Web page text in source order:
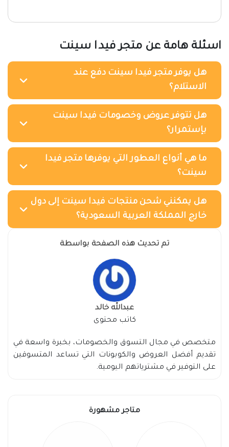
اسئلة هامة عن متجر فيدا سينت
هل يوفر متجر فيدا سينت دفع عند
الاستلام؟
هل تتوفر عروض وخصومات فيدا سينت
بإستمرار؟
ما هي أنواع العطور التي يوفرها متجر فيدا
سينت؟
هل يمكنني شحن منتجات فيدا سينت إلى دول
خارج المملكة العربية السعودية؟
تم تحديث هذه الصفحة بواسطة
عبدالله خالد
كاتب محتوى
متخصص في مجال التسوق والخصومات، بخبرة واسعة في
تقديم أفضل العروض والكوبونات التي تساعد المتسوقين
على التوفير في مشترياتهم اليومية.
متاجر مشهورة